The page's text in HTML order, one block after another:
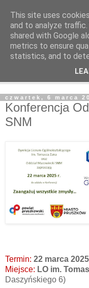
czwartek, 6 marca
Konferencja
SNM
Termin: 22 marca
Miejsce: LO im.
Daszyńskiego 6)
This site uses
and to analyze traffic.
shared with Google
metrics to ensure
statistics, and to